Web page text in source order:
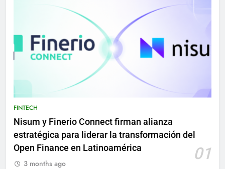
FINTECH
Nisum y Finerio Connect firman alianza
estratégica para liderar la transformación del
Open Finance en Latinoamérica
01
3 months ago